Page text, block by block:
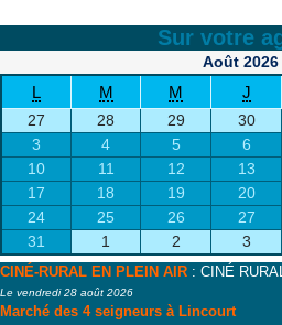
Sur votre
Août 2026
L M M J
27 28 29 30
3
4 5 6
10
11 12 13
17
18 19 20
24
25 26 27
31
1 2 3
CINÉ-RURAL EN PLEIN AIR : CINÉ
Le vendredi 28 août 2026
Marché des 4 seigneurs à Lincourt